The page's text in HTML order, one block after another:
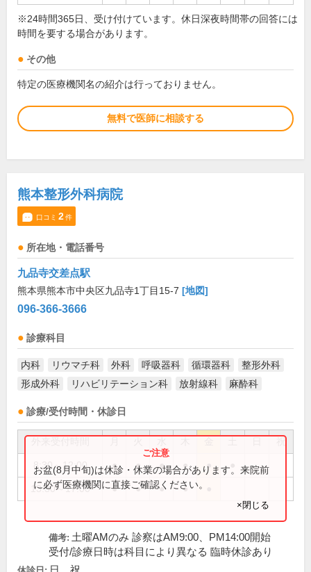
※24時間365日、受け付けています。休日深夜時間帯の回答には
時間を要する場合があります。
その他
特定の医療機関名の紹介は行っておりません。
無料で医師に相談する
熊本整形外科病院
口コミ 2件
所在地・電話番号
九品寺交差点駅
熊本県熊本市中央区九品寺1丁目15-7 [地図]
096-366-3666
診療科目
内科 リウマチ科 外科 呼吸器科 循環器科
整形外科
形成外科
リハビリテーション科 放射線科 麻酔科
診療/受付時間・休診日
祝
8:30～12:00 ● ● ● ● ●
13:30～17:00 ● ● ● ●
お盆(8月中旬)は休診・休業の場合があります。来院前
に必ず医療機関に直接ご確認ください。
×閉じる
備考: 土曜AMのみ 診察はAM9:00、PM14:00開始
受付/診療日時は科目により異なる 臨時休診あり